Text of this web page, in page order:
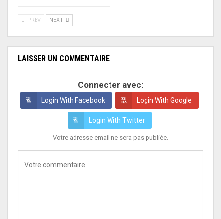
PREV NEXT
LAISSER UN COMMENTAIRE
Connecter avec:
Login With Facebook Login With Google
Login With Twitter
Votre adresse email ne sera pas publiée.